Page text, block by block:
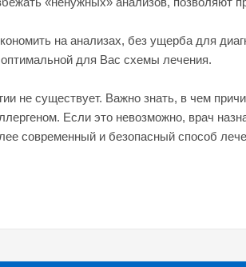
на анализах, без ущерба для
для Вас схемы лечения.
не существует. Важно знать, в чем
Если это невозможно, врач
современный и безопасный способ